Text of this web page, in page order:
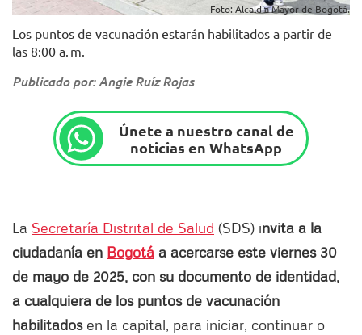
Foto: Alcaldía Mayor de Bogotá.
Los puntos de vacunación estarán habilitados a partir de
las 8:00 a. m.
Publicado por: Angie Ruíz Rojas
Únete a nuestro canal de
noticias en WhatsApp
La Secretaría Distrital de Salud (SDS) invita a la
ciudadanía en Bogotá a acercarse este viernes 30
de mayo de 2025, con su documento de identidad,
a cualquiera de los puntos de vacunación
habilitadosen la capital, para iniciar, continuar o